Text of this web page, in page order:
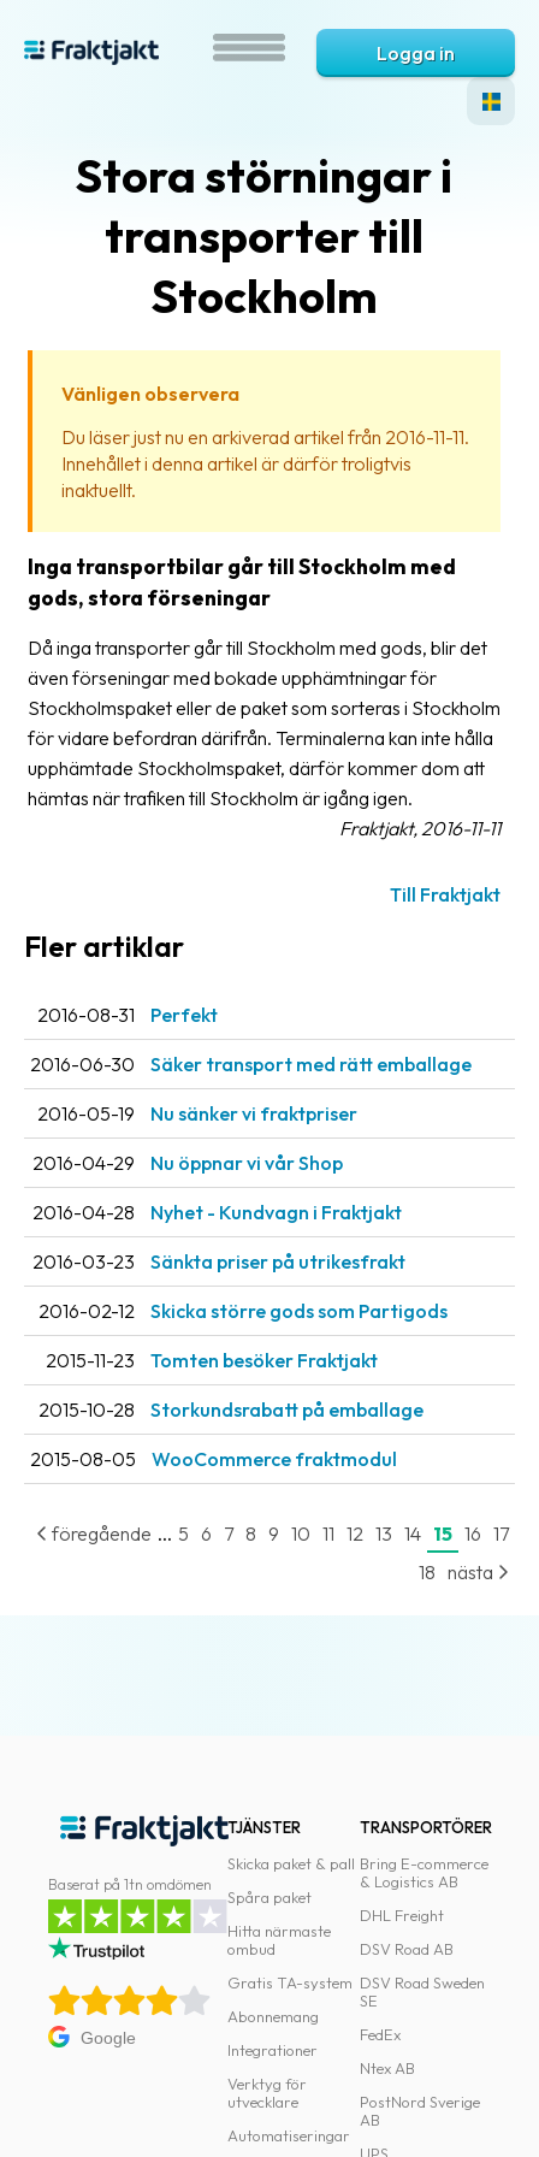
är
Hjälp?
svar
Ordlista
Paketering
Frakthandlingar
Skrivarinställningar
Upphämtningar
Nedladdningar
Streckkodsläsare
Kundtjänst
företaget
Om
Fraktjakt
Pressrum
Medarbetare
Jobb
&
Integritet
Förbjudet
och
farligt
innehåll
Logga in
Stora störningar i
transporter till
Stockholm
Vänligen observera
Du läser just nu en arkiverad artikel från 2016-11-11.
Innehållet i denna artikel är därför troligtvis
inaktuellt.
Inga transportbilar går till Stockholm med
gods, stora förseningar
Då inga transporter går till Stockholm med gods, blir det
även förseningar med bokade upphämtningar för
Stockholmspaket eller de paket som sorteras i Stockholm
för vidare befordran därifrån. Terminalerna kan inte hålla
upphämtade Stockholmspaket, därför kommer dom att
hämtas när trafiken till Stockholm är igång igen.
Fraktjakt, 2016-11-11
Till Fraktjakt
Fler artiklar
2016-08-31 Perfekt
2016-06-30 Säker transport med rätt emballage
2016-05-19 Nu sänker vi fraktpriser
2016-04-29 Nu öppnar vi vår Shop
2016-04-28 Nyhet - Kundvagn i Fraktjakt
2016-03-23 Sänkta priser på utrikesfrakt
2016-02-12 Skicka större gods som Partigods
2015-11-23 Tomten besöker Fraktjakt
2015-10-28 Storkundsrabatt på emballage
2015-08-05 WooCommerce fraktmodul
föregående ... 5 6 7 8 9 10 11 12 13 14 15 16 17
18 nästa
Baserat på 1tn omdömen
Google
TJÄNSTER
Skicka paket & pall
Spåra paket
Hitta närmaste
ombud
Gratis TA-system
Abonnemang
Integrationer
Verktyg för
utvecklare
Automatiseringar
TRANSPORTÖRER
Bring E-commerce
& Logistics AB
DHL Freight
DSV Road AB
DSV Road Sweden
SE
FedEx
Ntex AB
PostNord Sverige
AB